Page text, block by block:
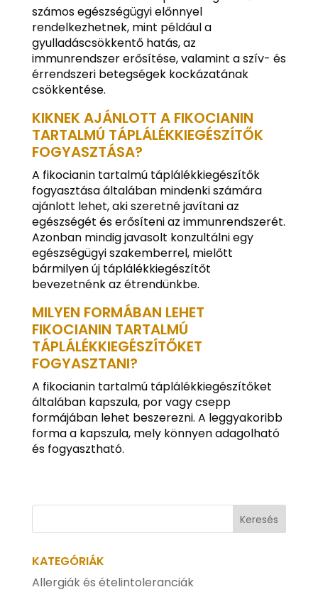
számos egészségügyi előnnyel
rendelkezhetnek, mint például a
gyulladáscsökkentő hatás, az
immunrendszer erősítése, valamint a szív- és
érrendszeri betegségek kockázatának
csökkentése.
KIKNEK AJÁNLOTT A FIKOCIANIN
TARTALMÚ TÁPLÁLÉKKIEGÉSZÍTŐK
FOGYASZTÁSA?
A fikocianin tartalmú táplálékkiegészítők
fogyasztása általában mindenki számára
ajánlott lehet, aki szeretné javítani az
egészségét és erősíteni az immunrendszerét.
Azonban mindig javasolt konzultálni egy
egészségügyi szakemberrel, mielőtt
bármilyen új táplálékkiegészítőt
bevezetnénk az étrendünkbe.
MILYEN FORMÁBAN LEHET
FIKOCIANIN TARTALMÚ
TÁPLÁLÉKKIEGÉSZÍTŐKET
FOGYASZTANI?
A fikocianin tartalmú táplálékkiegészítőket
általában kapszula, por vagy csepp
formájában lehet beszerezni. A leggyakoribb
forma a kapszula, mely könnyen adagolható
és fogyasztható.
KATEGÓRIÁK
Allergiák és ételintoleranciák